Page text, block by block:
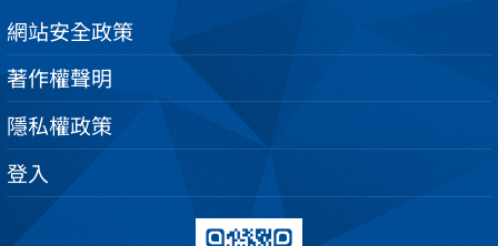
網站安全政策
著作權聲明
隱私權政策
登入